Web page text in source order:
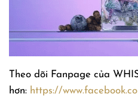
Theo dõi Fanpage của
hơn: https://